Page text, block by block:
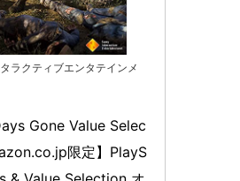
ラクティブエンタテインメ
Gone Value Selec
限定】PlayS